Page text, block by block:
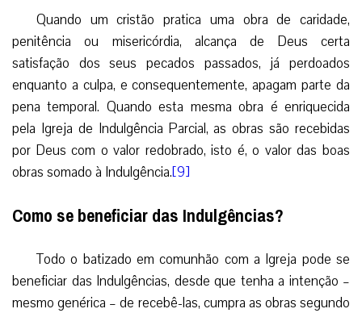
Quando um cristão pratica uma obra de caridade,
penitência ou misericórdia, alcança de Deus certa
satisfação dos seus pecados passados, já perdoados
enquanto a culpa, e consequentemente, apagam parte da
pena temporal. Quando esta mesma obra é enriquecida
pela Igreja de Indulgência Parcial, as obras são recebidas
por Deus com o valor redobrado, isto é, o valor das boas
obras somado à Indulgência.[9]
Como se beneficiar das Indulgências?
Todo o batizado em comunhão com a Igreja pode se
beneficiar das Indulgências, desde que tenha a intenção –
mesmo genérica – de recebê-las, cumpra as obras segundo